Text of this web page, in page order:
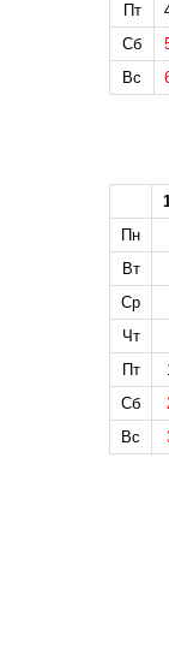
Пт
Сб
Вс
Пн
Вт
Ср
Чт
Пт
Сб
Вс